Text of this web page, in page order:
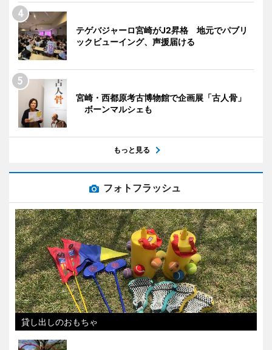
テゲバジャーロ宮崎がJ2昇格 地元でパブリ
ックビューイング、声援届ける
宮崎・西都原考古博物館で企画展「古人骨」
ボーンマルシェも
もっと見る
フォトフラッシュ
貸し出しのおもちゃ